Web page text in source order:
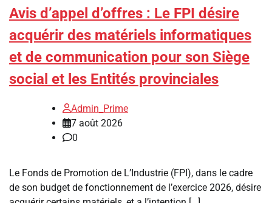
Avis d’appel d’offres : Le FPI désire
acquérir des matériels informatiques
et de communication pour son Siège
social et les Entités provinciales
Admin_Prime
7 août 2026
0
Le Fonds de Promotion de L’Industrie (FPI), dans le cadre
de son budget de fonctionnement de l’exercice 2026, désire